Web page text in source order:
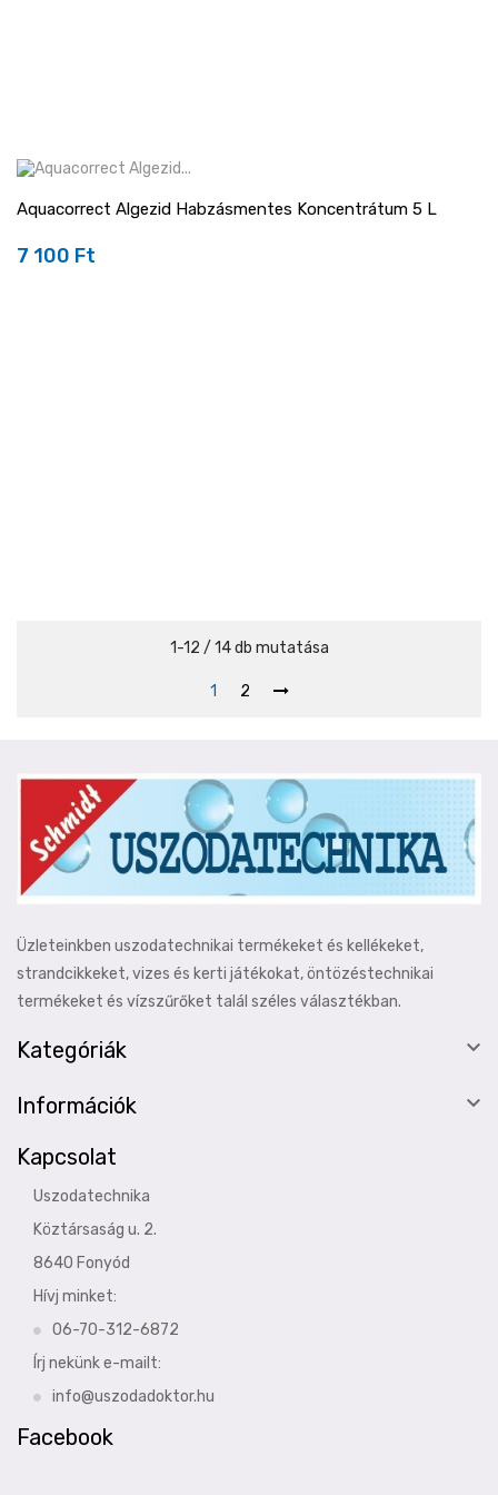
Aquacorrect Algezid Habzásmentes Koncentrátum 5 L
Ár
7 100 Ft
1-12 / 14 db mutatása
1 2
Üzleteinkben uszodatechnikai termékeket és kellékeket,
strandcikkeket, vizes és kerti játékokat, öntözéstechnikai
termékeket és vízszűrőket talál széles választékban.
Kategóriák 
Információk

Kapcsolat
Uszodatechnika
Köztársaság u. 2.
8640 Fonyód
Hívj minket:
06-70-312-6872
Írj nekünk e-mailt:
info@uszodadoktor.hu
Facebook